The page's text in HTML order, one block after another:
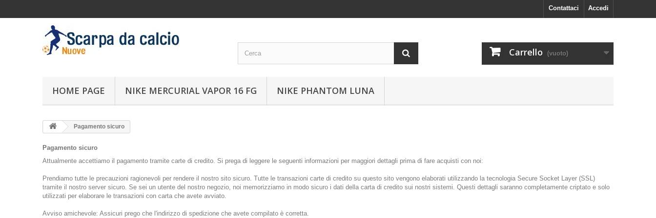
Accedi
Contattaci
Carrello (vuoto)
HOME PAGE NIKE MERCURIAL VAPOR 16 FG NIKE PHANTOM LUNA
Pagamento sicuro
Pagamento sicuro
Attualmente accettiamo il pagamento tramite carte di credito. Si prega di leggere le seguenti informazioni per maggiori dettagli prima di fare acquisti con noi:
Prendiamo tutte le precauzioni ragionevoli per rendere il nostro sito sicuro. Tutte le transazioni carte di credito su questo sito vengono elaborati utilizzando la tecnologia Secure Socket Layer (SSL)
tramite il nostro server sicuro. Se sei un utente del nostro negozio, noi memorizziamo in modo sicuro i dati della carta di credito sui nostri sistemi. Questi dettagli saranno completamente criptato e solo
utilizzati per elaborare le transazioni con carta che avete avviato.
Avviso amichevole: Assicuri prego che l'indirizzo di spedizione che avete compilato è corretta.